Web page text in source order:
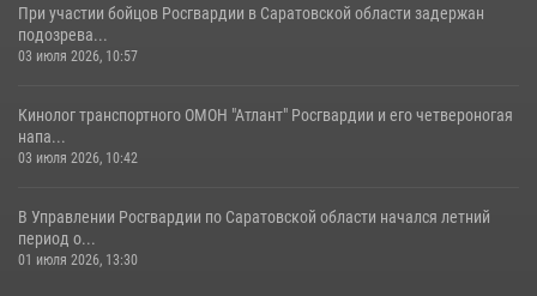
При участии бойцов Росгвардии в Саратовской области задержан
подозрева...
03 июля 2026, 10:57
Кинолог транспортного ОМОН "Атлант" Росгвардии и его четвероногая
напа...
03 июля 2026, 10:42
В Управлении Росгвардии по Саратовской области начался летний
период о...
01 июля 2026, 13:30